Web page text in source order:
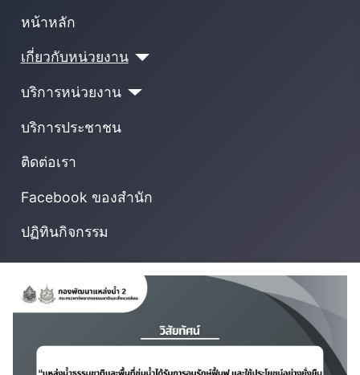
หน้าหลัก
เกี่ยวกับหน่วยงาน
บริการหน่วยงาน
บริการประชาชน
ติดต่อเรา
Facebook ของสำนัก
ปฏิทินกิจกรรม